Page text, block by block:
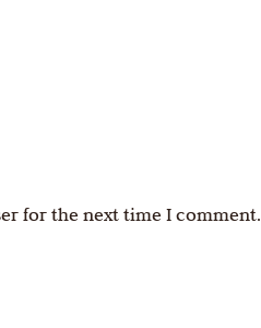
for the next time I comment.